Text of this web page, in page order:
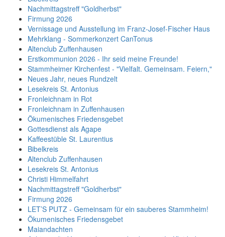
Nachmittagstreff "Goldherbst"
Firmung 2026
Vernissage und Ausstellung im Franz-Josef-Fischer Haus
Mehrklang - Sommerkonzert CanTonus
Altenclub Zuffenhausen
Erstkommunion 2026 - Ihr seid meine Freunde!
Stammheimer Kirchenfest - "Vielfalt. Gemeinsam. Feiern,"
Neues Jahr, neues Rundzelt
Lesekreis St. Antonius
Fronleichnam in Rot
Fronleichnam in Zuffenhausen
Ökumenisches Friedensgebet
Gottesdienst als Agape
Kaffeestüble St. Laurentius
Bibelkreis
Altenclub Zuffenhausen
Lesekreis St. Antonius
Christi Himmelfahrt
Nachmittagstreff "Goldherbst"
Firmung 2026
LET’S PUTZ - Gemeinsam für ein sauberes Stammheim!
Ökumenisches Friedensgebet
Maiandachten